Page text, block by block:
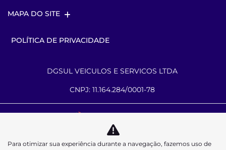
MAPA DO SITE
POLÍTICA DE PRIVACIDADE
DGSUL VEICULOS E SERVICOS LTDA
CNPJ: 11.164.284/0001-78
Desacelere. Seu bem maior é a vida.
Para otimizar sua experiência durante a navegação, fazemos uso de